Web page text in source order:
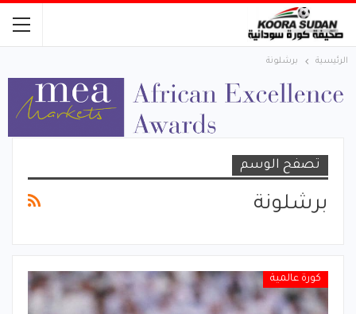
الرئيسية برشلونة
تصفح الوسم
برشلونة
كورة عالمية